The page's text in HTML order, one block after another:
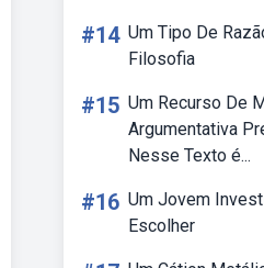
#14 Um Tipo De
Filosofia
#15 Um Recurso De
Argumentativa
Nesse Texto é...
#16 Um Jovem
Escolher